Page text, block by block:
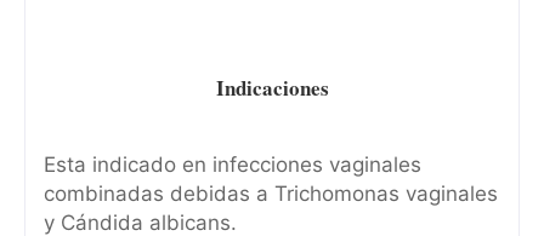
Indicaciones
Esta indicado en infecciones vaginales
combinadas debidas a Trichomonas vaginales
y Cándida albicans.